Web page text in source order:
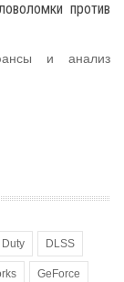
против
и анализ
DLSS
GeForce